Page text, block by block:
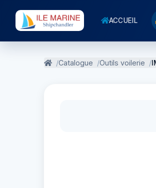
ACCUEIL
Catalogue Outils voilerie